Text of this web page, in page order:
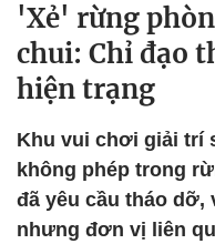
'Xẻ' rừng
chui: Chỉ đạo
hiện trạng
Khu vui chơi giải trí
không phép trong
đã yêu cầu tháo dỡ,
nhưng đơn vị liên